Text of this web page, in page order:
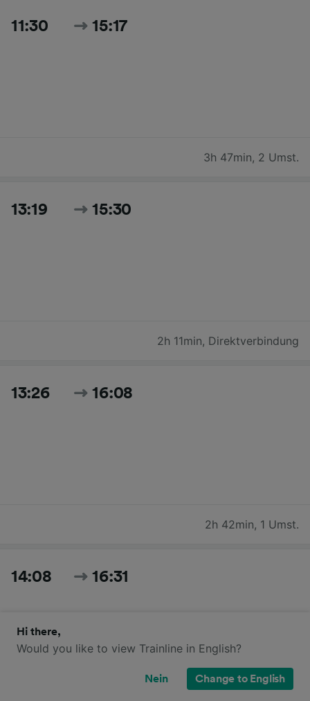
11:30 15:17
3h 47min, 2 Umst.
13:19 15:30
2h 11min, Direktverbindung
13:26 16:08
2h 42min, 1 Umst.
14:08 16:31
Hi there,
Would you like to view Trainline in English?
Nein Change to English